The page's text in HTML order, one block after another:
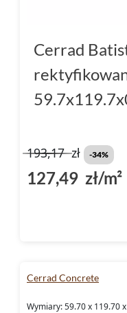
Cerrad
193,17zł -34%
127,49 zł/m²
Cerrad Concrete
Wymiary: 59.70 x 119.70